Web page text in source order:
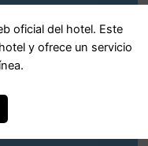
oficial del hotel. Este
y ofrece un servicio